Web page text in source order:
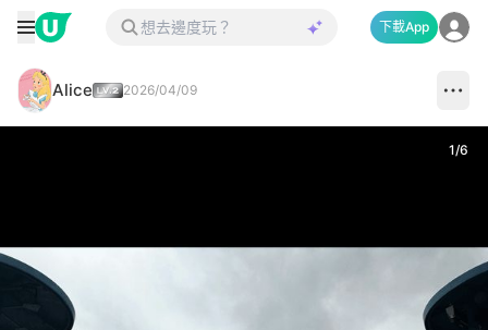
下載App
Alice 2026/04/09
1/6